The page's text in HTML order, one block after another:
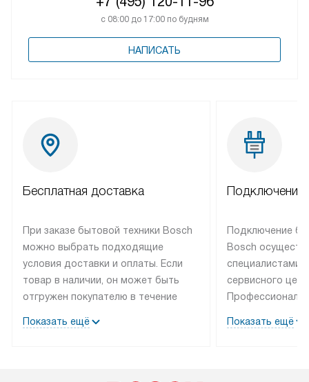
с 08:00 до 17:00 по будням
НАПИСАТЬ
Бесплатная доставка
При заказе бытовой техники Bosch
можно выбрать подходящие
условия доставки и оплаты. Если
товар в наличии, он может быть
отгружен покупателю в течение
лейблом доставляется бесплатно
Показать ещё
Подключение
Подключение
Bosch
специалистами
сервисного
эксплуатации
Показать ещё